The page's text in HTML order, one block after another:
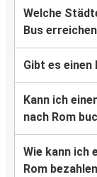
Welche
Bus
Gibt es einen
Kann ich
nach Rom
Wie kann ich
Rom